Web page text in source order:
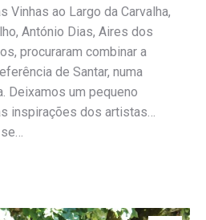
Vinhas ao Largo da Carvalha,
António Dias, Aires dos
procuraram combinar a
de Santar, numa
Deixamos um pequeno
inspirações dos artistas…